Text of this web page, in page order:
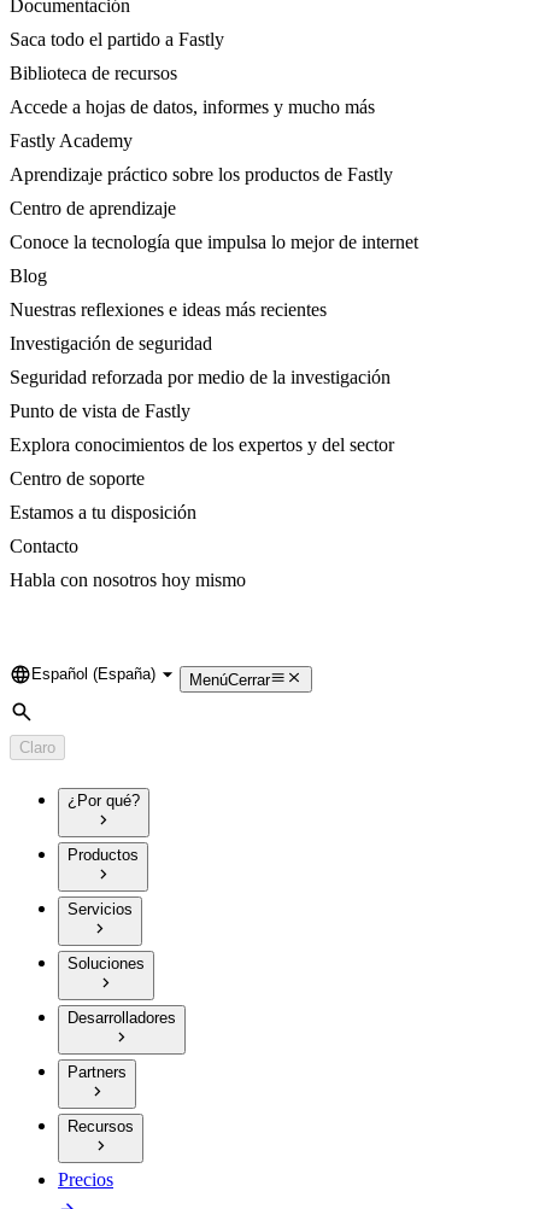
Documentación
Saca todo el partido a Fastly
Biblioteca de recursos
Accede a hojas de datos, informes y mucho más
Fastly Academy
Aprendizaje práctico sobre los productos de Fastly
Centro de aprendizaje
Conoce la tecnología que impulsa lo mejor de internet
Blog
Nuestras reflexiones e ideas más recientes
Investigación de seguridad
Seguridad reforzada por medio de la investigación
Punto de vista de Fastly
Explora conocimientos de los expertos y del sector
Centro de soporte
Estamos a tu disposición
Contacto
Habla con nosotros hoy mismo
Language
Español (España) MenúCerrar
Búsqueda
Claro
¿Por qué?
Productos
Servicios
Soluciones
Desarrolladores
Partners
Recursos
Precios